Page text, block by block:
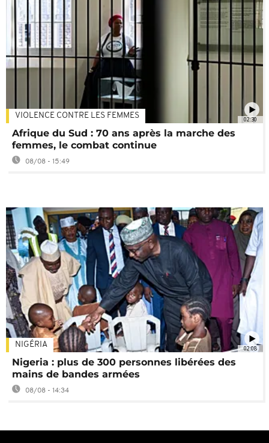
02:30
VIOLENCE CONTRE LES FEMMES
Afrique du Sud : 70 ans après la marche des
femmes, le combat continue
08/08 - 15:49
02:08
NIGÉRIA
Nigeria : plus de 300 personnes libérées des
mains de bandes armées
08/08 - 14:34